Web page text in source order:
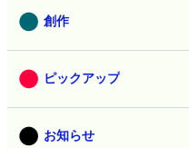
創作
ピックアップ
お知らせ